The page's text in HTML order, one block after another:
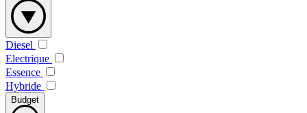
Diesel
Electrique
Essence
Hybride
Budget